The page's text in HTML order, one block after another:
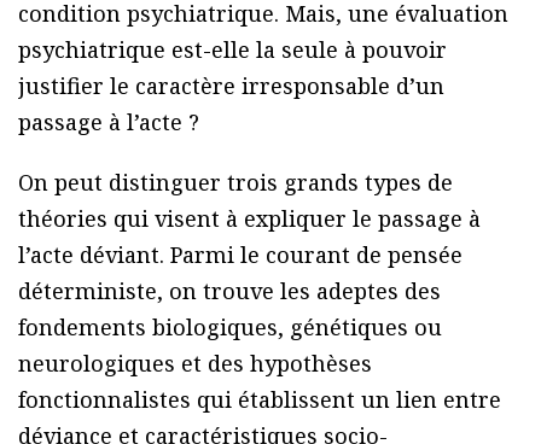
condition psychiatrique. Mais, une évaluation
psychiatrique est-elle la seule à pouvoir
justifier le caractère irresponsable d’un
passage à l’acte ?
On peut distinguer trois grands types de
théories qui visent à expliquer le passage à
l’acte déviant. Parmi le courant de pensée
déterministe, on trouve les adeptes des
fondements biologiques, génétiques ou
neurologiques et des hypothèses
fonctionnalistes qui établissent un lien entre
déviance et caractéristiques socio-